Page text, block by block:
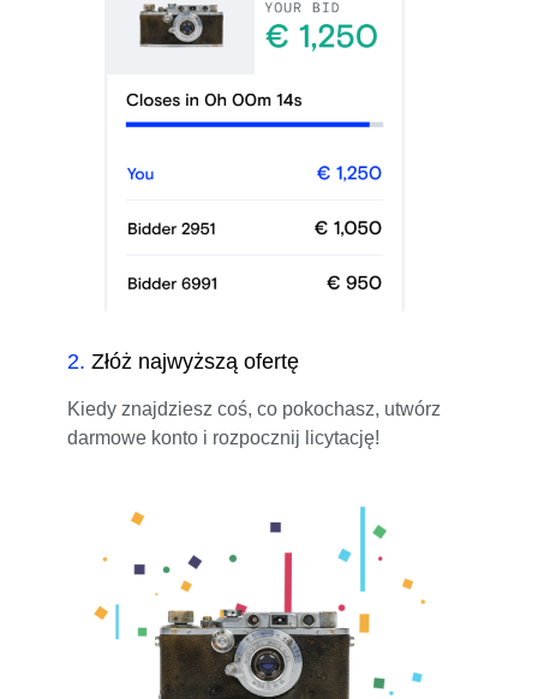
2. Złóż najwyższą ofertę
Kiedy znajdziesz coś, co pokochasz, utwórz
darmowe konto i rozpocznij licytację!